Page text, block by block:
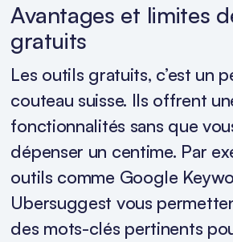
Avantages et limites
gratuits
Les outils gratuits, c’est un
couteau suisse. Ils offrent
fonctionnalités sans que
dépenser un centime. Par
outils comme Google
Ubersuggest vous
des mots-clés pertinents